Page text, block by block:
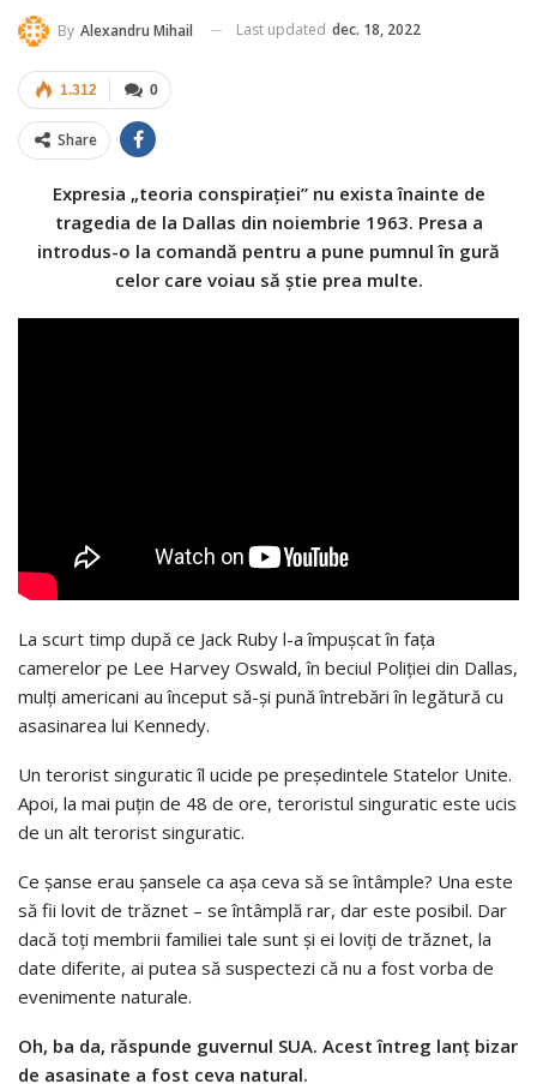
By Alexandru Mihail Last updated dec. 18, 2022
0
1.312
Share
Expresia „teoria conspirației” nu exista înainte de
tragedia de la Dallas din noiembrie 1963. Presa a
introdus-o la comandă pentru a pune pumnul în gură
celor care voiau să știe prea multe.
La scurt timp după ce Jack Ruby l-a împușcat în fața
camerelor pe Lee Harvey Oswald, în beciul Poliției din Dallas,
mulți americani au început să-și pună întrebări în legătură cu
asasinarea lui Kennedy.
Un terorist singuratic îl ucide pe președintele Statelor Unite.
Apoi, la mai puțin de 48 de ore, teroristul singuratic este ucis
de un alt terorist singuratic.
Ce șanse erau șansele ca așa ceva să se întâmple? Una este
să fii lovit de trăznet – se întâmplă rar, dar este posibil. Dar
dacă toți membrii familiei tale sunt și ei loviți de trăznet, la
date diferite, ai putea să suspectezi că nu a fost vorba de
evenimente naturale.
Oh, ba da, răspunde guvernul SUA. Acest întreg lanț bizar
de asasinate a fost ceva natural.